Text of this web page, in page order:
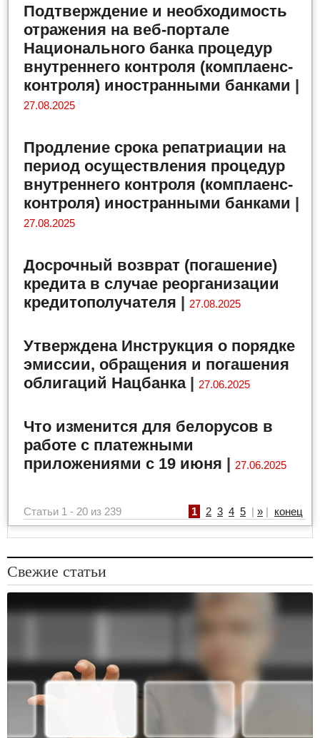
Подтверждение и необходимость
отражения на веб-портале
Национального банка процедур
внутреннего контроля (комплаенс-
контроля) иностранными банками |
27.08.2025
Продление срока репатриации на
период осуществления процедур
внутреннего контроля (комплаенс-
контроля) иностранными банками |
27.08.2025
Досрочный возврат (погашение)
кредита в случае реорганизации
кредитополучателя |27.08.2025
Утверждена Инструкция о порядке
эмиссии, обращения и погашения
облигаций Нацбанка|27.06.2025
Что изменится для белорусов в
работе с платежными
приложениями с 19 июня |27.06.2025
Статьи 1 - 20 из 239 1 2 3 4 5 | » | конец
Свежие статьи